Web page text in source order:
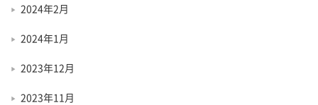
2024年2月
2024年1月
2023年12月
2023年11月